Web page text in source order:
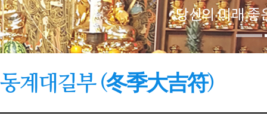
당신의 미래 좋
동계대길부 (冬季大吉符)